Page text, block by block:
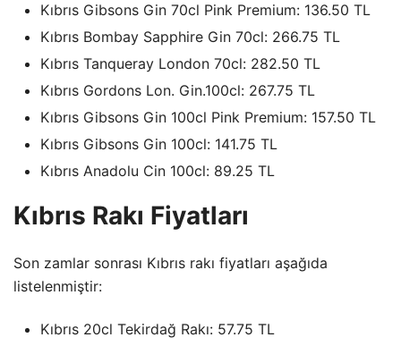
Kıbrıs Gibsons Gin 70cl Pink Premium: 136.50 TL
Kıbrıs Bombay Sapphire Gin 70cl: 266.75 TL
Kıbrıs Tanqueray London 70cl: 282.50 TL
Kıbrıs Gordons Lon. Gin.100cl: 267.75 TL
Kıbrıs Gibsons Gin 100cl Pink Premium: 157.50 TL
Kıbrıs Gibsons Gin 100cl: 141.75 TL
Kıbrıs Anadolu Cin 100cl: 89.25 TL
Kıbrıs Rakı Fiyatları
Son zamlar sonrası Kıbrıs rakı fiyatları aşağıda
listelenmiştir:
Kıbrıs 20cl Tekirdağ Rakı: 57.75 TL